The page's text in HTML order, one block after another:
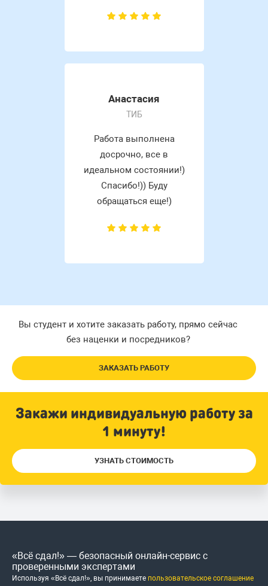
Анастасия
ТИБ
Работа выполнена
досрочно, все в
идеальном состоянии!)
Спасибо!)) Буду
обращаться еще!)
Вы студент и хотите заказать работу, прямо сейчас
без наценки и посредников?
ЗАКАЗАТЬ РАБОТУ
Закажи индивидуальную работу за
1 минуту!
УЗНАТЬ СТОИМОСТЬ
«Всё сдал!» — безопасный онлайн-сервис с
проверенными экспертами
Используя «Всё сдал!», вы принимаете пользовательское соглашение